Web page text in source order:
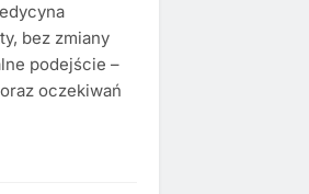
bez zmiany
podejście –
oczekiwań